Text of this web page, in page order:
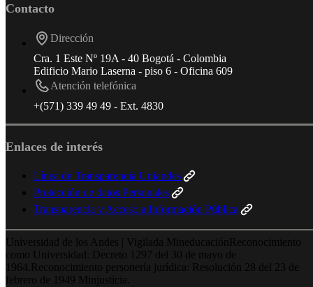
Contacto
Dirección
Cra. 1 Este Nº 19A - 40 Bogotá - Colombia
Edificio Mario Laserna - piso 6 - Oficina 609
Atención telefónica
+(571) 339 49 49 - Ext. 4830
Enlaces de interés
Línea de Transparencia Uniandes
Protección de datos Personales
Transparencia y Acceso a Información Pública
Universidad de los Andes | Vigilada MineducaciónReconocimiento
como Universidad: Decreto 1297 del 30 de mayo de
1964.Reconocimiento personería jurídica: Resolución 28 del 23 de
febrero de 1949 Minjusticia.